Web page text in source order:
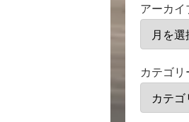
アーカイ
カテゴリ